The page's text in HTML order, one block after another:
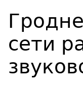
сети